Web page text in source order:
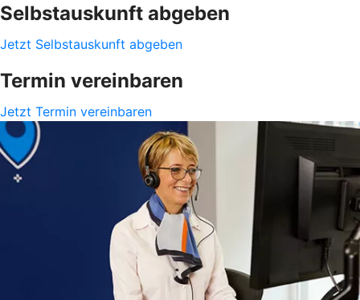
Selbstauskunft abgeben
Jetzt Selbstauskunft abgeben
Termin vereinbaren
Jetzt Termin vereinbaren